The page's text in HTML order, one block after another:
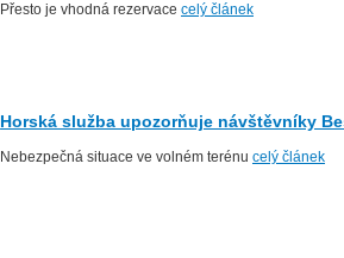
Přesto je vhodná rezervace celý článek
Horská služba upozorňuje návštěvníky
Nebezpečná situace ve volném terénu celý článek